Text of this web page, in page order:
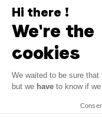
24.48€
België/ NL
Alle rechten
Hi there !
We're the
cookies
We waited to be sure
but we have to know if